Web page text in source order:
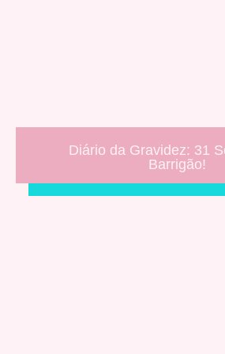
Diário da Gravidez: 31
Barrigão!